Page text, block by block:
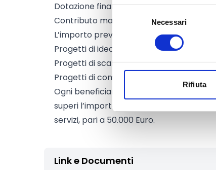
Selezione
del
consenso
Necessari
Rifiuta
Dotazione finanziaria complessiva:
Contributo massimo:
50.000 Euro
L’importo previsto per ciascun tipo di
Progetti di ideazione: fino a25.000 Euro
Progetti di scale-up: fino a50.000 Euro
Progetti di commercializzazione: fino a
Ogni beneficiario può ricevere tutti i
superi l’importo massimo che è
servizi, pari a 50.000 Euro.
Link e Documenti